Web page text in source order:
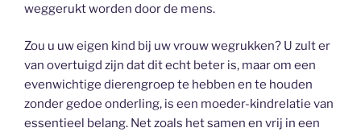
weggerukt worden door de mens.
Zou u uw eigen kind bij uw vrouw wegrukken? U zult er
van overtuigd zijn dat dit echt beter is, maar om een
evenwichtige dierengroep te hebben en te houden
zonder gedoe onderling, is een moeder-kindrelatie van
essentieel belang. Net zoals het samen en vrij in een